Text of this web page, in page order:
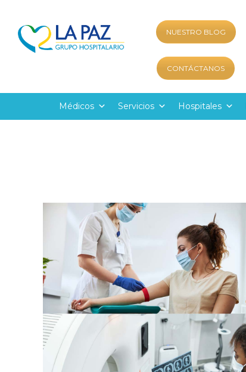
NUESTRO BLOG
CONTÁCTANOS
Médicos Servicios Hospitales